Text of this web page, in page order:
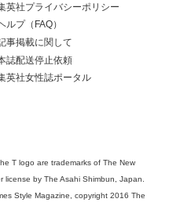
英社プライバシーポリシー
ルプ（FAQ）
事掲載に関して
誌配送停止依頼
英社女性誌ポータル
T logo are trademarks of The New
license by The Asahi Shimbun, Japan.
Style Magazine, copyright 2016 The